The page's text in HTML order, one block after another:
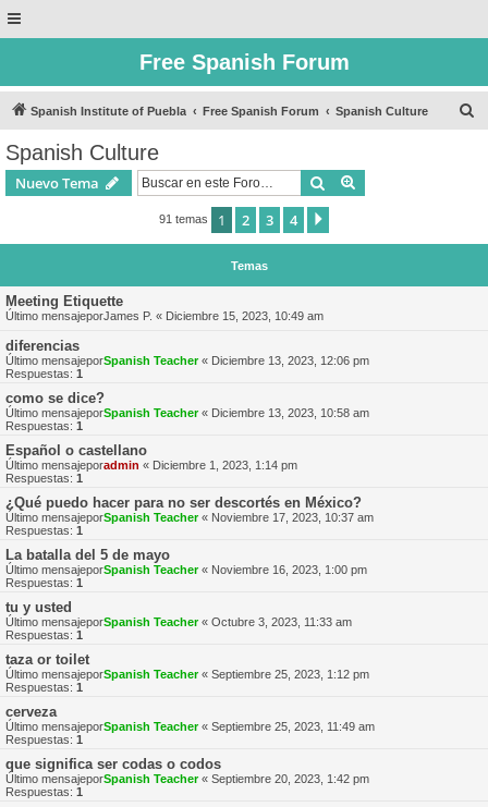
Free Spanish Forum
Spanish Institute of Puebla Free Spanish Forum Spanish Culture
Spanish Culture
Nuevo Tema Buscar
91 temas 1 2 3 4
Temas
Meeting Etiquette
Último mensajeporJames P. « Diciembre 15, 2023, 10:49 am
diferencias
Último mensajeporSpanish Teacher« Diciembre 13, 2023, 12:06 pm
Respuestas: 1
como se dice?
Último mensajeporSpanish Teacher« Diciembre 13, 2023, 10:58 am
Respuestas: 1
Español o castellano
Último mensajeporadmin « Diciembre 1, 2023, 1:14 pm
Respuestas: 1
¿Qué puedo hacer para no ser descortés en México?
Último mensajeporSpanish Teacher« Noviembre 17, 2023, 10:37 am
Respuestas: 1
La batalla del 5 de mayo
Último mensajeporSpanish Teacher« Noviembre 16, 2023, 1:00 pm
Respuestas: 1
tu y usted
Último mensajeporSpanish Teacher« Octubre 3, 2023, 11:33 am
Respuestas: 1
taza or toilet
Último mensajeporSpanish Teacher« Septiembre 25, 2023, 1:12 pm
Respuestas: 1
cerveza
Último mensajeporSpanish Teacher« Septiembre 25, 2023, 11:49 am
Respuestas: 1
que significa ser codas o codos
Último mensajeporSpanish Teacher« Septiembre 20, 2023, 1:42 pm
Respuestas: 1